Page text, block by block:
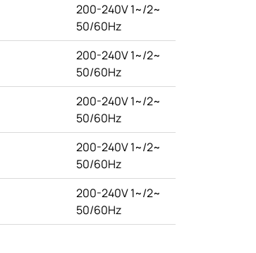
200-240V 1~/2~
50/60Hz
200-240V 1~/2~
50/60Hz
200-240V 1~/2~
50/60Hz
200-240V 1~/2~
50/60Hz
200-240V 1~/2~
50/60Hz